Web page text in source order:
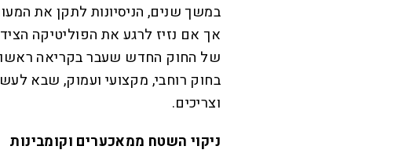
​במשך שנים, הניסיונות לתקן את
אך אם נזיז לרגע את הפוליטיקה
של החוק החדש שעבר בקריאה
בחוק רוחבי, מקצועי ועמוק, שבא
וצריכים.
​ניקוי השטח ממאכערים וקומבינות